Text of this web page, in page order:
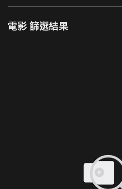
電影篩選結果